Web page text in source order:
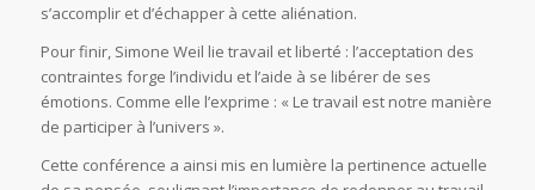
s’accomplir et d’échapper à cette aliénation.
Pour finir, Simone Weil lie travail et liberté : l’acceptation des
contraintes forge l’individu et l’aide à se libérer de ses
émotions. Comme elle l’exprime : « Le travail est notre manière
de participer à l’univers ».
Cette conférence a ainsi mis en lumière la pertinence actuelle